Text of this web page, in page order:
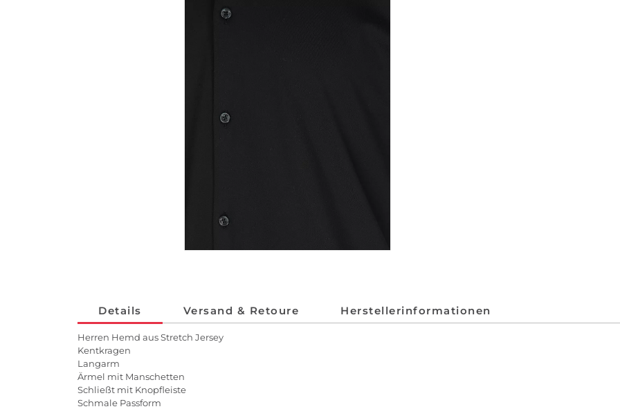
Details Versand & Retoure Herstellerinformationen
Herren Hemd aus Stretch Jersey
Kentkragen
Langarm
Ärmel mit Manschetten
Schließt mit Knopfleiste
Schmale Passform